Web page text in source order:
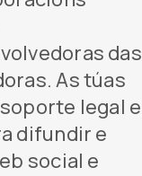
das
As túas
legal e
difundir e
social e